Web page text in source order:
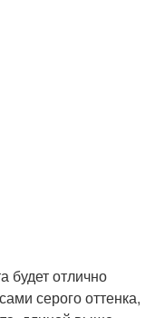
будет отлично
серого оттенка,